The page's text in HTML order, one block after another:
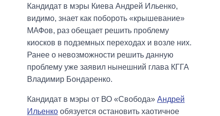
Кандидат в мэры Киева Андрей Ильенко,
видимо, знает как побороть «крышевание»
МАФов, раз обещает решить проблему
киосков в подземных переходах и возле них.
Ранее о невозможности решить данную
проблему уже заявил нынешний глава КГГА
Владимир Бондаренко.
Кандидат в мэры от ВО «Свобода» Андрей
Ильенко обязуется остановить хаотичное